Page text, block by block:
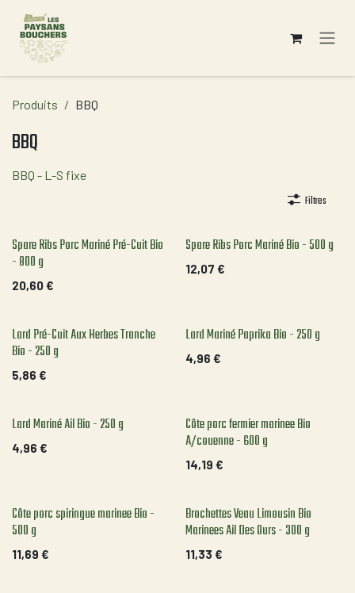
Produits BBQ
BBQ
BBQ - L-S fixe
Filtres
Spare Ribs Porc Mariné Pré-Cuit Bio
- 800 g
20,60€
Spare Ribs Porc Mariné Bio - 500 g
12,07 €
Lard Pré-Cuit Aux Herbes Tranche
Bio - 250 g
5,86 €
Lard Mariné Paprika Bio - 250 g
4,96 €
Lard Mariné Ail Bio - 250 g
4,96 €
Côte porc fermier marinee Bio
A/couenne - 600 g
14,19 €
Côte porc spiringue marinee Bio -
500 g
11,69 €
Brochettes Veau Limousin Bio
Marinees Ail Des Ours - 300 g
11,33 €